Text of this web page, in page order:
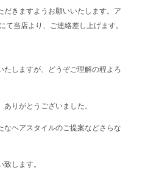
だきますようお願いいたします。ア
て当店より、ご連絡差し上げます。
たしますが、どうぞご理解の程よろ
りがとうございました。
なヘアスタイルのご提案などさらな
致します。